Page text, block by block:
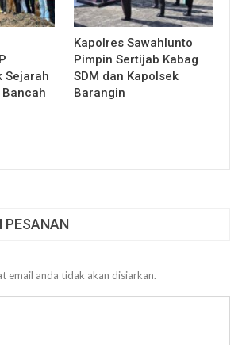
Sejarah
Kapolres Sawahlunto
Pimpin Sertijab Kabag
SDM dan Kapolsek
Barangin
PESANAN
email anda tidak akan disiarkan.